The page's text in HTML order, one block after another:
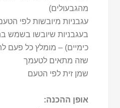
מהגבעולים)
עגבניות מיובשות לפי
בעגבניות שיובשו בשמש
שזה מתאים לטעמך
שמן זית לפי הטעם
אופן ההכנה: